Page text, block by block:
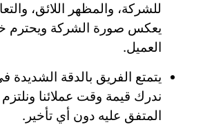
للشركة، والمظهر اللائق،
يعكس صورة الشركة ويحترم
العميل.
يتمتع الفريق بالدقة الشديدة
ندرك قيمة وقت عملائنا
المتفق عليه دون أي تأخير.